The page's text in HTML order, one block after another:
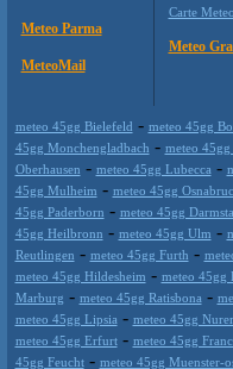
Meteo Parma
MeteoMail
Carte
Meteo
meteo 45gg Bielefeld - meteo 45gg
45gg Monchengladbach - meteo
Oberhausen - meteo 45gg Lubecca -
45gg Mulheim - meteo 45gg
45gg Paderborn - meteo 45gg
45gg Heilbronn - meteo 45gg Ulm -
Reutlingen - meteo 45gg Furth -
meteo 45gg Hildesheim - meteo 45gg
Marburg - meteo 45gg Ratisbona -
meteo 45gg Lipsia - meteo 45gg
meteo 45gg Erfurt- meteo 45gg
45gg Feucht- meteo 45gg Muenster-